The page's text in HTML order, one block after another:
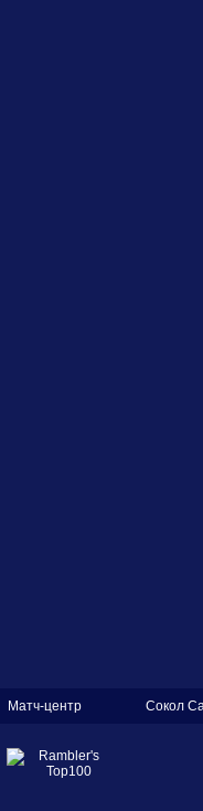
Матч-центр Сокол